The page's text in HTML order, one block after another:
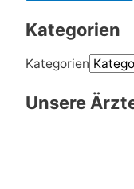
Kategorien
Kategorien
Unsere